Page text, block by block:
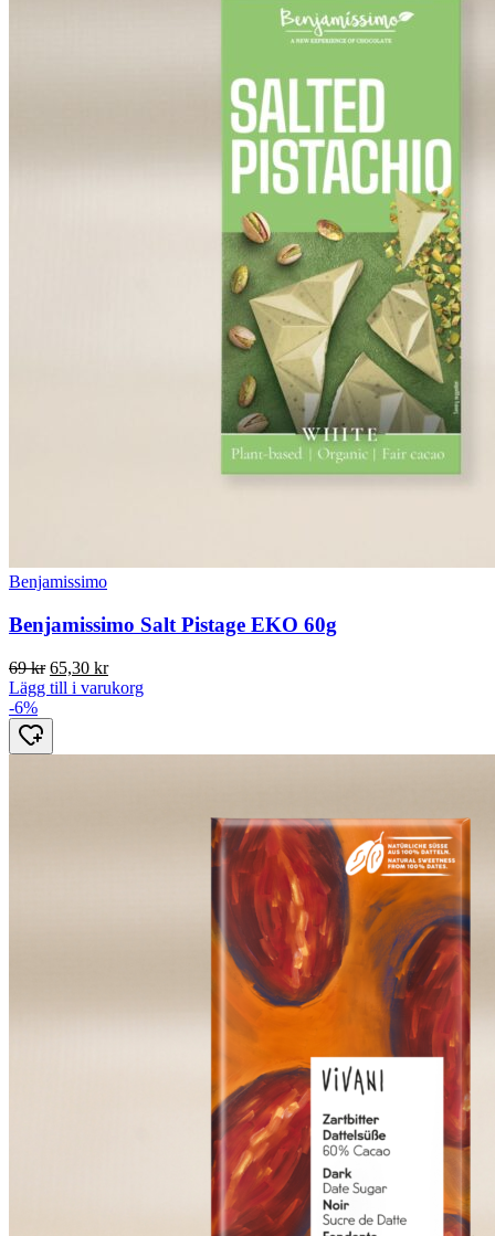
Benjamissimo
Benjamissimo Salt Pistage EKO 60g
69kr Det
ursprungliga
var:
65,30 krDet
nuvarande
Lägg till i varukorg
-6%